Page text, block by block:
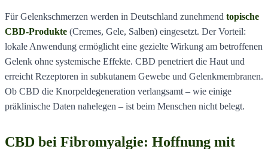
Für Gelenkschmerzen werden in Deutschland zunehmend topische
CBD-Produkte (Cremes, Gele, Salben) eingesetzt. Der Vorteil:
lokale Anwendung ermöglicht eine gezielte Wirkung am betroffenen
Gelenk ohne systemische Effekte. CBD penetriert die Haut und
erreicht Rezeptoren in subkutanem Gewebe und Gelenkmembranen.
Ob CBD die Knorpeldegeneration verlangsamt – wie einige
präklinische Daten nahelegen – ist beim Menschen nicht belegt.
CBD bei Fibromyalgie: Hoffnung mit